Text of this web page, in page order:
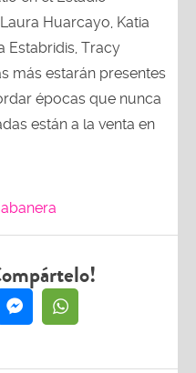
Huarcayo, Katia
Estabridis, Tracy
más estarán presentes
épocas que nunca
están a la venta en